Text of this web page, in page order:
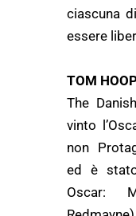
ciascuna
essere
TOM
The
vinto
non
ed è
Oscar: